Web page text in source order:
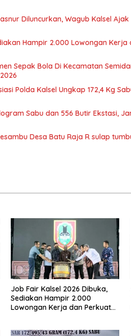
Diluncurkan, Wagub Kalsel
Hampir 2.000 Lowongan Kerja
Sepak Bola Di Kecamatan
Polda Kalsel Ungkap 172,4 Kg
Sabu dan 556 Butir Ekstasi,
Desa Batu Raja R sulap
Job Fair Kalsel 2026 Dibuka,
Sediakan Hampir 2.000
Lowongan Kerja dan Perkuat